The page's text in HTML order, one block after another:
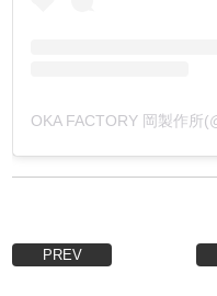
PREV